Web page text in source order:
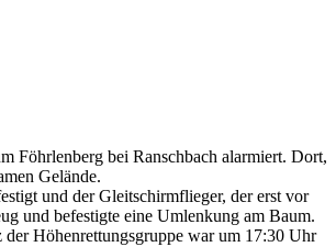
Föhrlenberg bei Ranschbach alarmiert. Dort,
Gelände.
und der Gleitschirmflieger, der erst vor
und befestigte eine Umlenkung am Baum.
Höhenrettungsgruppe war um 17:30 Uhr